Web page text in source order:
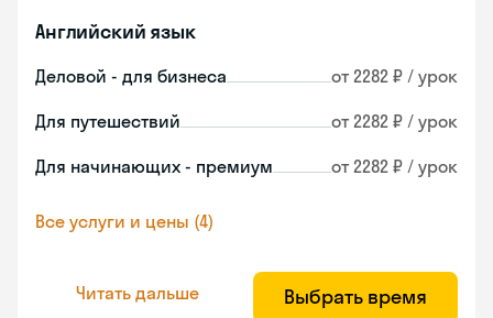
Английский язык
Деловой - для бизнеса от 2282 ₽ / урок
Для путешествий от 2282 ₽ / урок
Для начинающих - премиум от 2282 ₽ / урок
Все услуги и цены (4)
Читать дальше Выбрать время